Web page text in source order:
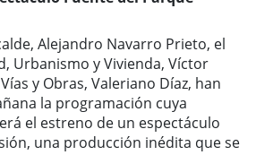
Alejandro Navarro Prieto, el
Urbanismo y Vivienda, Víctor
y Obras, Valeriano Díaz, han
la programación cuya
el estreno de un espectáculo
una producción inédita que se